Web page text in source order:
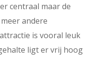
centraal maar de
andere
is vooral leuk
ligt er vrij hoog